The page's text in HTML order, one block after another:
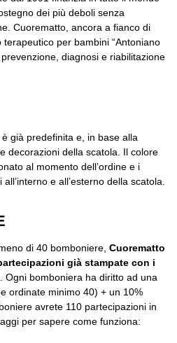
dei più deboli senza
Cuorematto, ancora a fianco di
per bambini “Antoniano
diagnosi e riabilitazione
già predefinita e, in base alla
decorazioni della scatola. Il colore
al momento dell’ordine e i
e all’esterno della scatola.
di 40 bomboniere, Cuorematto
già stampate con i
. Ogni bomboniera ha diritto ad una
ordinate minimo 40) + un 10%
avrete 110 partecipazioni in
per sapere come funziona: